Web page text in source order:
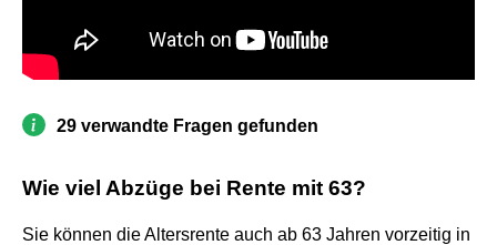
29 verwandte Fragen gefunden
Wie viel Abzüge bei Rente mit 63?
Sie können die Altersrente auch ab 63 Jahren vorzeitig in